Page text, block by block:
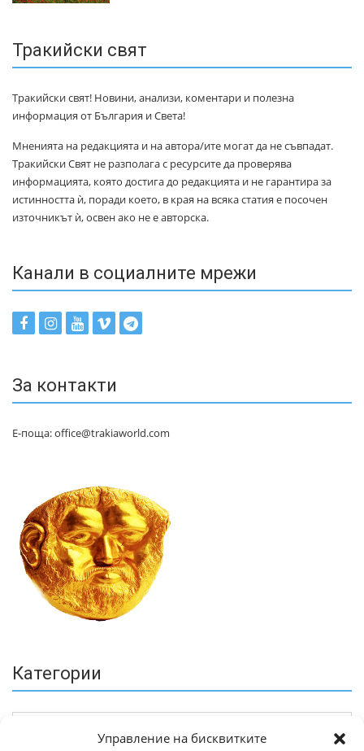
Управление на бисквитките
Тракийски свят
Тракийски свят! Новини, анализи, коментари и полезна
информация от България и Света!
Мненията на редакцията и на автора/ите могат да не съвпадат.
Тракийски Свят не разполага с ресурсите да проверява
информацията, която достига до редакцията и не гарантира за
истинността ѝ, поради което, в края на всяка статия е посочен
източникът ѝ, освен ако не е авторска.
Канали в социалните мрежи
За контакти
Е-поща: office@trakiaworld.com
Категории